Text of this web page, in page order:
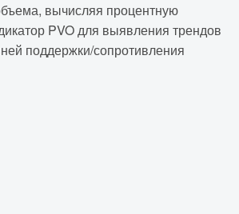
вычисляя процентную
PVO для выявления трендов
поддержки/сопротивления